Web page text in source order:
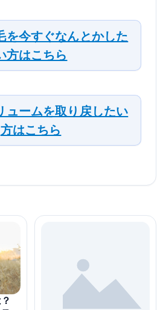
を今すぐなんとかした
方はこちら
ュームを取り戻したい
方はこちら